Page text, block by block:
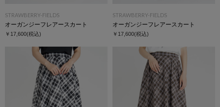
STRAWBERRY-FIELDS
オーガンジーフレアースカート
￥17,600(税込)
STRAWBERRY-FIELDS
オーガンジーフレアースカート
￥17,600(税込)